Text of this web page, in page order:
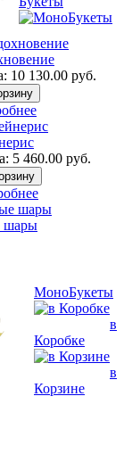
10 130.00 руб.
5 460.00 руб.
шары
МоноБукеты
в
Коробке
в
Корзине